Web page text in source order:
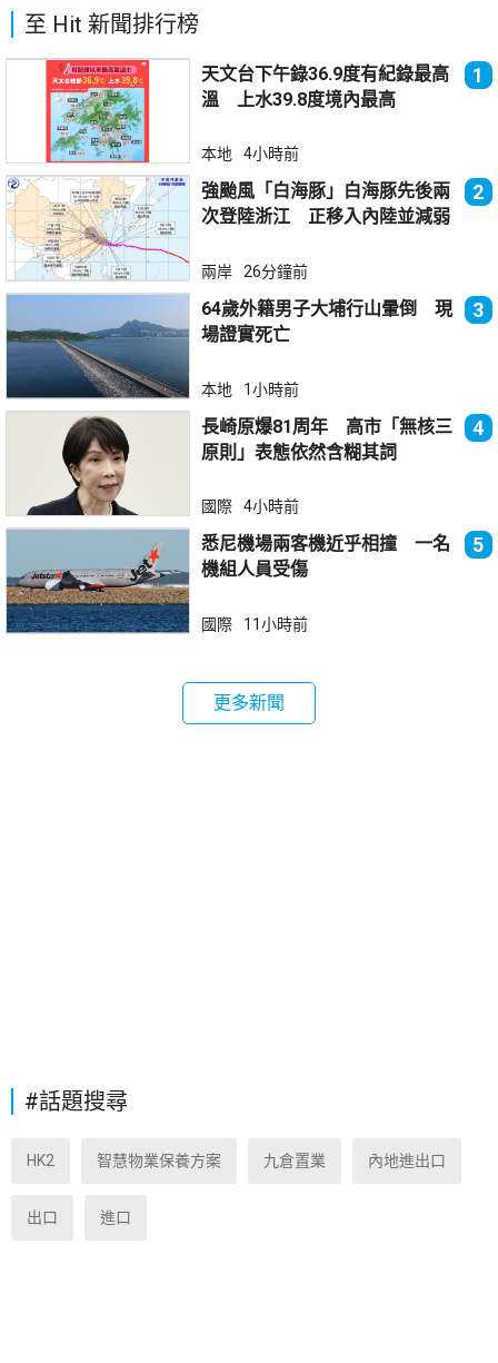
至 Hit 新聞排行榜
天文台下午錄36.9度有紀錄最高
溫 上水39.8度境內最高
1
本地 4小時前
強颱風「白海豚」白海豚先後兩
次登陸浙江 正移入內陸並減弱
2
兩岸 26分鐘前
64歲外籍男子大埔行山暈倒 現
場證實死亡
3
本地 1小時前
長崎原爆81周年 高市「無核三
原則」表態依然含糊其詞
4
國際 4小時前
悉尼機場兩客機近乎相撞 一名
機組人員受傷
5
國際 11小時前
更多新聞
#話題搜尋
HK2 智慧物業保養方案 九倉置業 內地進出口
出口 進口